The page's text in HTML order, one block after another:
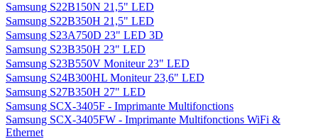
Samsung S22B150N 21,5" LED
Samsung S22B350H 21,5" LED
Samsung S23A750D 23" LED 3D
Samsung S23B350H 23" LED
Samsung S23B550V Moniteur 23" LED
Samsung S24B300HL Moniteur 23,6" LED
Samsung S27B350H 27" LED
Samsung SCX-3405F - Imprimante Multifonctions
Samsung SCX-3405FW - Imprimante Multifonctions WiFi &
Ethernet